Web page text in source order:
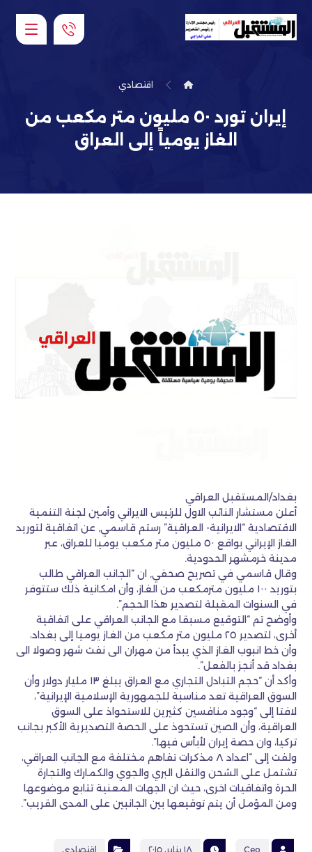
اقتصادي
إيران تورد ٥٠ مليون متر مكعب من
الغاز يومياً إلى العراق
بغداد/المستقبل العراقي
أعلن مستشار النائب الاول للرئيس الايراني وأمين لجنة التنمية
الاقتصادية “الايرانية- العراقية” رستم قاسمي, عن اتفاقية لتوريد
الغاز الإيراني بواقع ٥٠ مليون متر مكعب يوميا للعراق، عبر
مدينة خرمشهر الحدودية.
وقال قاسمي في تصريح صحفي, ان “الجانب العراقي طالب
بتوريد ١٠٠ مليون مترمكعب من الغاز، وأن امكانية ذلك ستتوفر
في السنوات المقبلة لتصدير هذا الحجم”.
وأوضح تم “التوقيع مسبقا مع الجانب العراقي على اتفاقية
أخرى، لتصدير ٢٥ مليون متر مكعب من الغاز يوميا إلى بغداد،
وأن خط انبوب الغاز الذي يبدأ من مهران الى نفت شهر وصولا الى
بغداد قد أنجز بالفعل”.
وأكد أن “حجم التبادل التجاري مع العراق يبلغ ١٣ مليار دولار وأن
السوق العراقية تعد مناسبة للجمهورية الإسلامية الإيرانية”،
لافتا إلى “وجود منافسين كثيرين للاستحواذ على السوق
العراقية، وأن الصين تستحوذ على الحصة التصديرية الأكبر بجانب
تركيا، وان حصة إيران لأبأس فيها”.
ولفت إلى “اعداد ٨ مذكرات تفاهم مختلفة مع الجانب العراقي،
تشتمل على الشحن والنقل البري والجوي والكمارك والتجارة
الحرة واتفاقيات اخرى، حيث ان الجهات المعنية تتابع موضوعها
ومن المؤمل أن يتم توقيعها بين الجانبين على المدى القريب”.
Ceo ١٨ يناير، ٢٠١٥ اقتصادي